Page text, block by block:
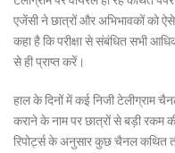
एजेंसी ने छात्रों और अभिभावकों को
कहा है कि परीक्षा से संबंधित सभी
से ही प्राप्त करें।
हाल के दिनों में कई निजी टेलीग्राम
कराने के नाम पर छात्रों से बड़ी रकम
रिपोर्ट्स के अनुसार कुछ चैनल कथित